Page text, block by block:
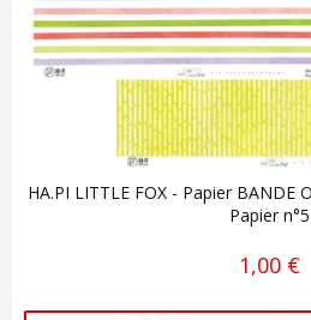
HA.PI LITTLE FOX - Papier BANDE
Papier n°5
1,00 €